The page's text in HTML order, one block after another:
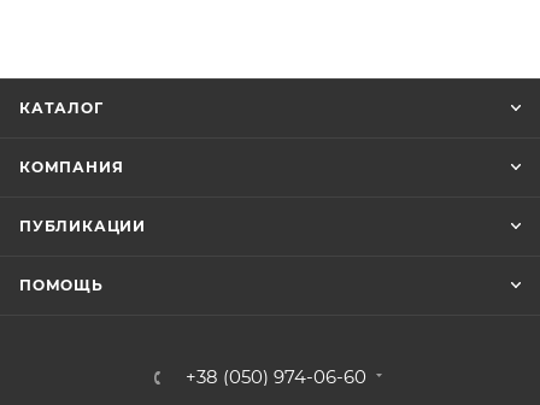
КАТАЛОГ
КОМПАНИЯ
ПУБЛИКАЦИИ
ПОМОЩЬ
+38 (050) 974-06-60